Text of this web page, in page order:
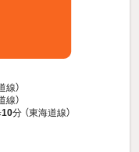
線）
線）
10分 （東海道線）